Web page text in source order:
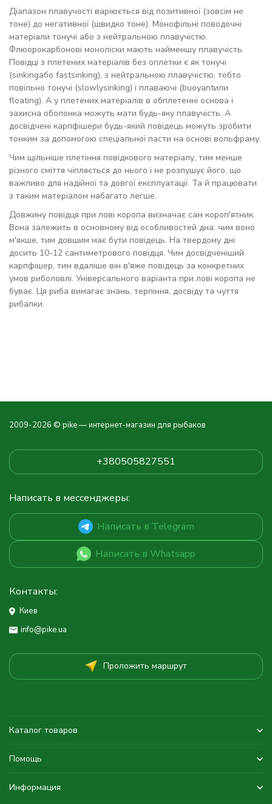
Діапазон плавучості варіюється від позитивної (зовсім не
тоне) до негативної (швидко тоне). Монофільні поводочні
матеріали тонучі або з нейтральною плавучістю.
Флюорокарбонові моноліски мають найменшу плавучість.
Повідці з плетених матеріалів без оплетки є як тонучі
(sinkingабо fastsinking), з нейтральною плавучістю, тобто
повільно тонучі (slowlysinking) і плаваючі (buoyantили
floating). А у плетених матеріалів в обплетенні основа і
захисна оболонка можуть мати будь-яку плавучість. А
досвідчені карпфішери будь-який повідець можуть зробити
тонким за допомогою спеціальної пасти на основі вольфраму.
Чим щільніше плетіння повідкового матеріалу, тим менше
різного сміття чіпляється до нього і не розпушує його, що
важливо для надійної та довгої експлуатації. Та й працювати
з таким матеріалом набагато легше.
Довжину повідця при лові коропа визначає сам короп'ятник.
Вона залежить в основному від особливостей дна: чим воно
м'якше, тим довшим має бути повідець. На твердому дні
досить 10-12 сантиметрового повідця. Чим досвідченіший
карпфішер, тим вдаліше він в'яже повідець за конкретних
умов риболовлі. Універсального варіанта при лові коропа не
буває. Ця риба вимагає знань, терпіння, досвіду та чуття
рибалки.
2009-2026 © pike — интернет-магазин для рыбаков
+380505827551
Написать в мессенджеры:
Написать в Telegram
Написать в Whatsapp
Контакты:
Киев
info@pike.ua
Проложить маршрут
Каталог товаров
Помощь
Информация